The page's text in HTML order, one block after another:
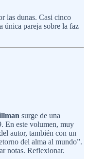
las dunas. Casi cinco
única pareja sobre la faz
surge de una
En este volumen, muy
autor, también con un
del alma al mundo”.
notas. Reflexionar.